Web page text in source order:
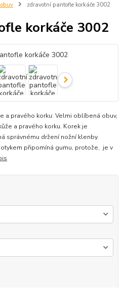
zdravotní pantofle korkáče 3002
korkáče 3002
a pravého korku: Velmi oblíbená obuv,
a pravého korku. Korek je
správnému držení nožní klenby.
připomíná gumu, protože, je v